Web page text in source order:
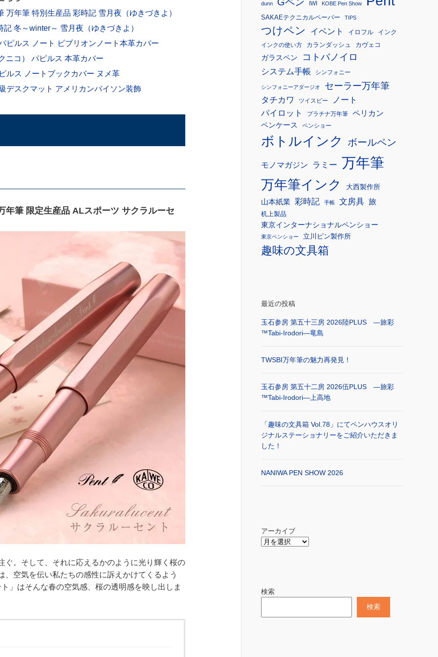
万年筆 特別生産品 彩時記 雪月夜（ゆきづきよ）
冬～winter～ 雪月夜（ゆきづきよ）
ピルス ノート ビブリオンノート本革カバー
ニコ） パピルス 本革カバー
ルス ノートブックカバー ヌメ革
デスクマット アメリカンバイソン装飾
年筆 限定生産品 ALスポーツ サクラルーセ
ぐ。そして、それに応えるかのように光り輝く桜の
、空気を伝い私たちの感性に訴えかけてくるよう
」はそんな春の空気感、桜の透明感を映し出しま
dunn IWI KOBE Pen Show
SAKAEテクニカルペーパー TIPS
つけペン イベント イロフル インク
インクの使い方 カランダッシュ カヴェコ
ガラスペン コトバノイロ
システム手帳 シンフォニー
シンフォニーアダージオ セーラー万年筆
タチカワ ツイスビー
ノート
パイロット
プラチナ万年筆 ペリカン
ペンケース ペンショー
ボトルインク ボールペン
モノマガジン ラミー 万年筆
万年筆インク
大西製作所
山本紙業
彩時記 手帳 文房具 旅
机上製品
東京インターナショナルペンショー
東京ペンショー 立川ピン製作所
趣味の文具箱
最近の投稿
玉石参房 第五十三房 2026陸PLUS ―旅彩
™Tabi-Irodori―竜島
TWSBI万年筆の魅力再発見！
玉石参房 第五十二房 2026伍PLUS ―旅彩
™Tabi-Irodori―上高地
「趣味の文具箱 Vol.78」にてペンハウスオリ
ジナルステーショナリーをご紹介いただきま
した！
NANIWA PEN SHOW 2026
アーカイブ
検索
検索